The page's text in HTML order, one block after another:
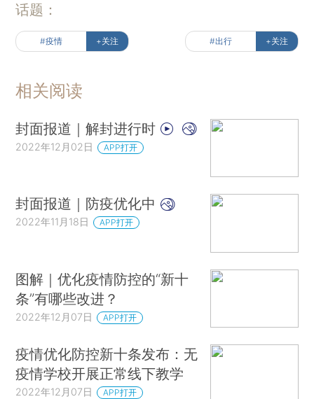
话题：
#疫情 +关注 #出行 +关注
相关阅读
封面报道｜解封进行时
2022年12月02日 APP打开
封面报道｜防疫优化中
2022年11月18日 APP打开
图解｜优化疫情防控的“新十
条”有哪些改进？
2022年12月07日 APP打开
疫情优化防控新十条发布：无
疫情学校开展正常线下教学
2022年12月07日 APP打开